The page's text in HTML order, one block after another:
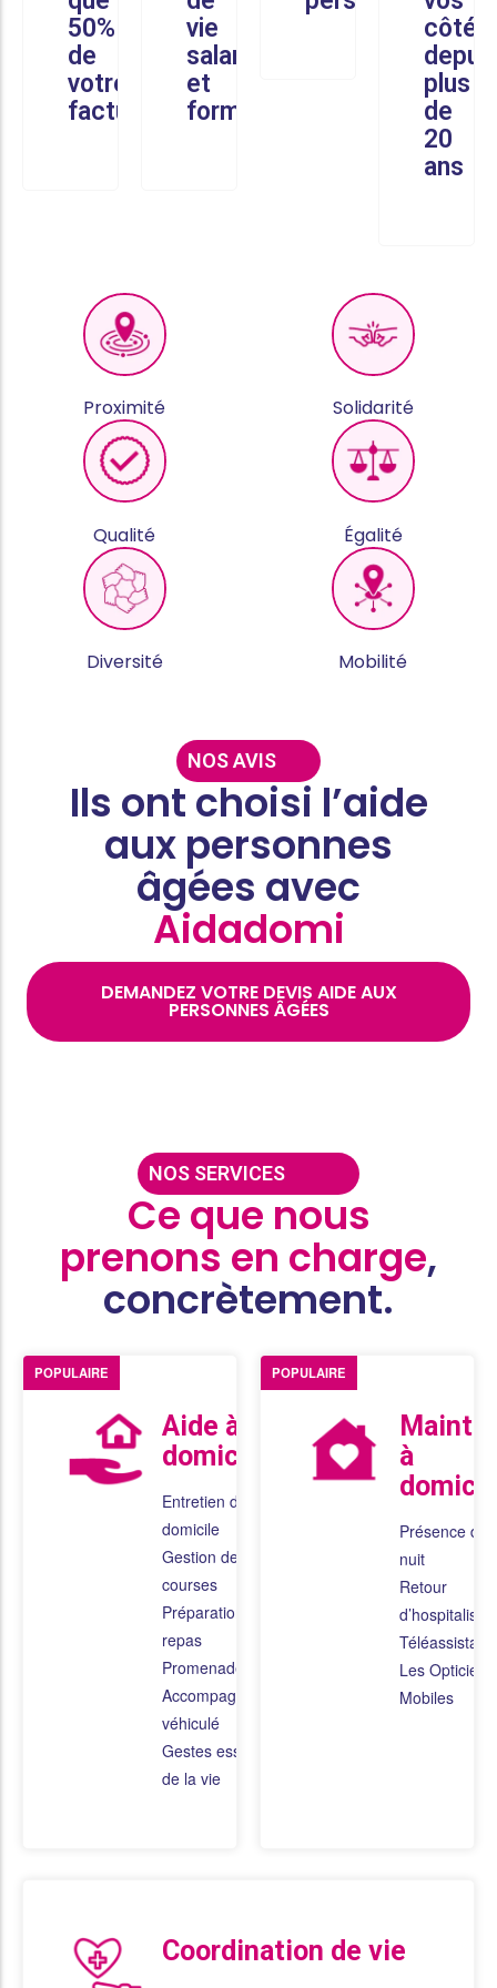
50%
de
votre
facture
vie
salariés
et
formés
côtés
plus
de
20
ans
Proximité Solidarité
Qualité Égalité
Diversité Mobilité
NOS AVIS
Ils ont choisi l’aide
aux personnes
âgées avec
Aidadomi
DEMANDEZ VOTRE DEVIS AIDE AUX
PERSONNES ÂGÉES
NOS SERVICES
Ce que nous
prenons en charge,
concrètement.
Aide à
domicile
Entretien du
domicile
Gestion des
courses
Préparation des
repas
Promenades
Accompagnement
véhiculé
Gestes essentiels
de la vie
POPULAIRE
à
Présence de
nuit
Retour
Les Opticiens
Mobiles
POPULAIRE
Coordination de vie